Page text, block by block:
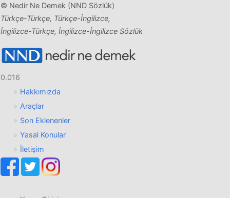
© Nedir Ne Demek (NND Sözlük)
Türkçe-Türkçe, Türkçe-İngilizce,
İngilizce-Türkçe, İngilizce-İngilizce Sözlük
0.016
Hakkımızda
Araçlar
Son Eklenenler
Yasal Konular
İletişim